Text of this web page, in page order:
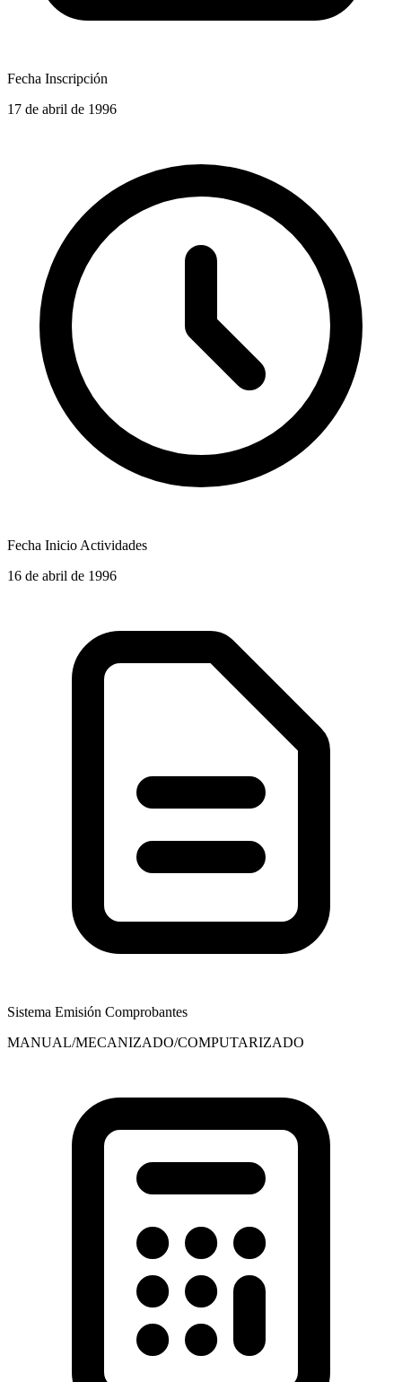
Fecha Inscripción
17 de abril de 1996
Fecha Inicio Actividades
16 de abril de 1996
Sistema Emisión Comprobantes
MANUAL/MECANIZADO/COMPUTARIZADO